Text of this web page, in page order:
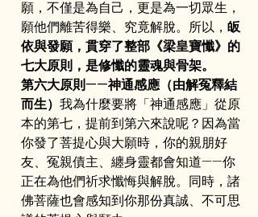
願，不僅是為自己，更是為一切眾生，
願他們離苦得樂、究竟解脫。所以， 皈
依與發願，貫穿了整部《梁皇寶懺》的
七大原則，是修懺的靈魂與骨架。
第六大原則——神通感應（由解冤釋結
而生） 我為什麼要將「神通感應」從原
本的第七，提前到第六來說呢？因為當
你發了菩提心與大願時，你的親朋好
友、冤親債主、纏身靈都會知道——你
正在為他們祈求懺悔與解脫。同時，諸
佛菩薩也會感知到你那份真誠、不可思